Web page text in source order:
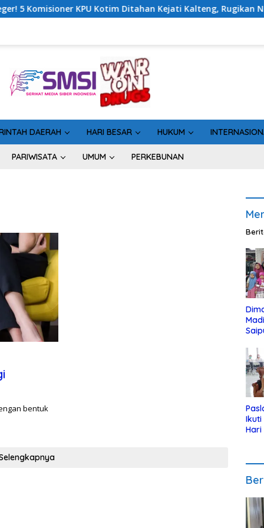
KPU Kotim Ditahan Kejati Kalteng, Rugikan Negara Rp10
DAERAH HARI BESAR HUKUM
PARIWISATA UMUM PERKEBUNAN
bentuk
Ikuti
Hari